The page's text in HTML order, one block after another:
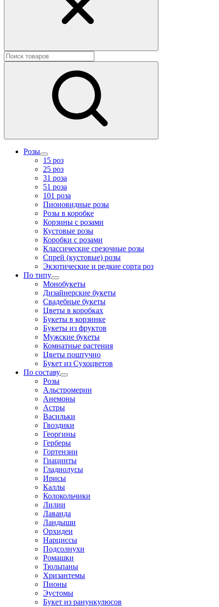
Розы
15 роз
25 роз
31 роза
51 роза
101 роза
Пионовидные розы
Розы в коробке
Корзины с розами
Кустовые розы
Коробки с розами
Классические срезочные розы
Спрей (кустовые) розы
Экзотические и редкие сорта роз
По типу
Монобукеты
Дизайнерские букеты
Свадебные букеты
Цветы в коробках
Букеты в корзинке
Букеты из фруктов
Мужские букеты
Комнатные растения
Цветы поштучно
Букет из Сухоцветов
По составу
Розы
Альстромерии
Анемоны
Астры
Васильки
Гвоздики
Георгины
Герберы
Гортензии
Гиацинты
Гладиолусы
Ирисы
Каллы
Колокольчики
Лилии
Лаванда
Ландыши
Орхидеи
Нарциссы
Подсолнухи
Ромашки
Тюльпаны
Хризантемы
Пионы
Эустомы
Букет из ранункулюсов